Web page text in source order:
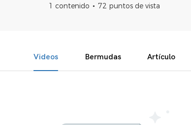
1 contenido 72 puntos de vista
Videos Bermudas Artículo